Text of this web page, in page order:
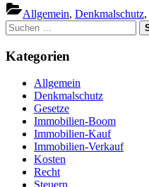
40.000
Immobilien
Allgemein, Denkmalschutz,
Suchen
nach:
Kategorien
Allgemein
Denkmalschutz
Gesetze
Immobilien-Boom
Immobilien-Kauf
Immobilien-Verkauf
Kosten
Recht